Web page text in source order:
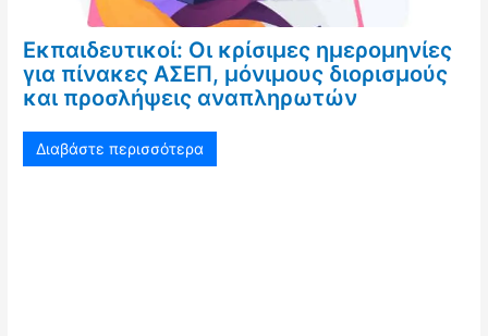
Εκπαιδευτικοί: Οι κρίσιμες ημερομηνίες
για πίνακες ΑΣΕΠ, μόνιμους διορισμούς
και προσλήψεις αναπληρωτών
Διαβάστε περισσότερα